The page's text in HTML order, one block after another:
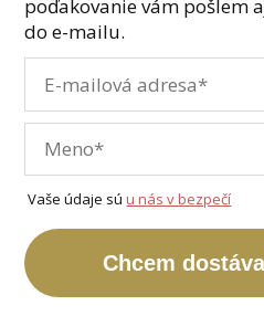
poďakovanie vám pošlem
do e-mailu.
Vaše údaje súu nás v bezpečí
Chcem